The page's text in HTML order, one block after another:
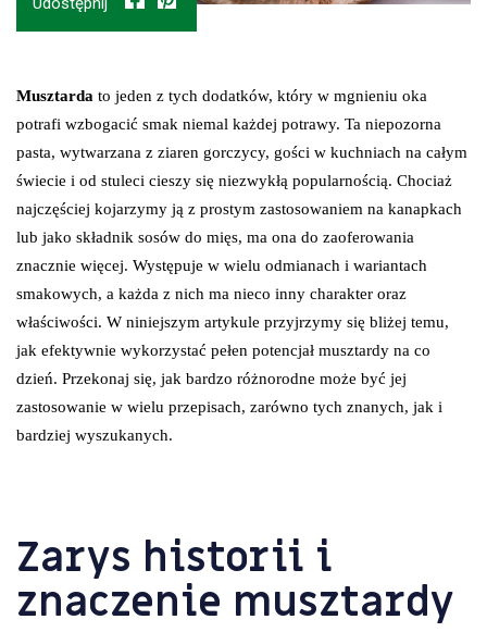
Musztarda to jeden z tych dodatków, który w mgnieniu oka
potrafi wzbogacić smak niemal każdej potrawy. Ta niepozorna
pasta, wytwarzana z ziaren gorczycy, gości w kuchniach na całym
świecie i od stuleci cieszy się niezwykłą popularnością. Chociaż
najczęściej kojarzymy ją z prostym zastosowaniem na kanapkach
lub jako składnik sosów do mięs, ma ona do zaoferowania
znacznie więcej. Występuje w wielu odmianach i wariantach
smakowych, a każda z nich ma nieco inny charakter oraz
właściwości. W niniejszym artykule przyjrzymy się bliżej temu,
jak efektywnie wykorzystać pełen potencjał musztardy na co
dzień. Przekonaj się, jak bardzo różnorodne może być jej
zastosowanie w wielu przepisach, zarówno tych znanych, jak i
bardziej wyszukanych.
Zarys historii i
znaczenie musztardy